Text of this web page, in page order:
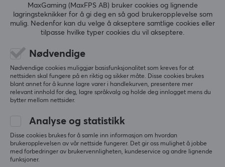
ANMELDELSER (0) SPØRSMÅL OG SVAR (0)
0.0
Basert på 0 vurderinger
4
0%
3
0%
2
0%
1
0%
SKRIV ANMELDELSE
MaxGaming (MaxFPS AB) bruker cookies og lignende
lagringsteknikker for å gi deg en så god brukeropplevelse som
mulig. Nedenfor kan du velge å akseptere samtlige cookies eller
tilpasse hvilke typer cookies du vil akseptere.
Nødvendige
Nødvendige cookies muliggjør basisfunksjonalitet som kreves for at
nettsiden skal fungere på en riktig og sikker måte. Disse cookies brukes
blant annet for å kunne lagre varer i handlekurven, presentere mer
relevant innhold for deg, lagre språkvalg og holde deg innlogget mens du
bytter mellom nettsider.
Analyse og statistikk
Disse cookies brukes for å samle inn informasjon om hvordan
brukeropplevelsen av vår nettside fungerer. Det gir oss mulighet å jobbe
med forbedringer av brukervennligheten, kundeservice og andre lignende
funksjoner.